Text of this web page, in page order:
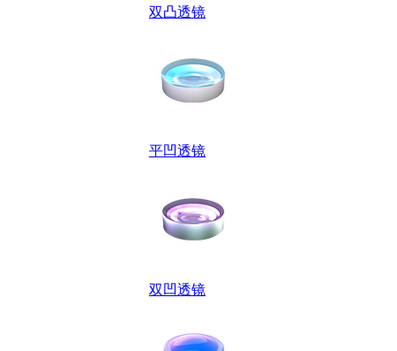
双凸透镜
平凹透镜
双凹透镜